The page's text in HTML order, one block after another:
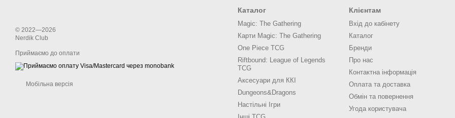
© 2022—2026
Nerdik Club
Приймаємо до оплати
Мобільна версія
Каталог
Magic: The Gathering
Карти Magic: The Gathering
One Piece TCG
Riftbound: League of Legends
TCG
Аксесуари для ККІ
Dungeons&Dragons
Настільні Ігри
Клієнтам
Вхід до кабінету
Каталог
Бренди
Про нас
Контактна інформація
Оплата та доставка
Обмін та повернення
Угода користувача